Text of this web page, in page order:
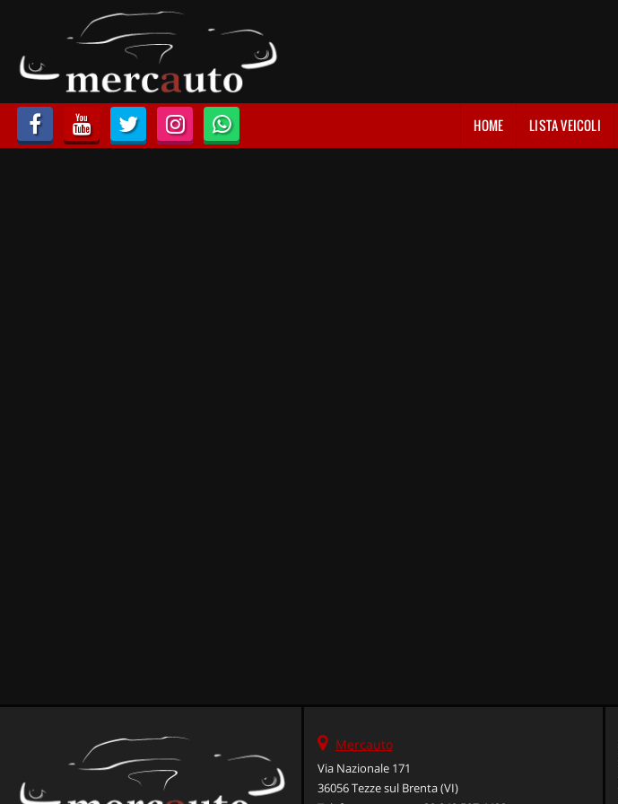
LISTA VEICOLI
ACQUISTIAMO USATO HOME LISTA VEICOLI
Mercauto
Via Nazionale 171
36056 Tezze sul Brenta (VI)